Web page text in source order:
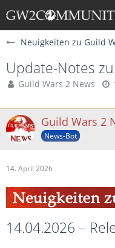
Neuigkeiten zu Guild
Update-Notes
Guild Wars 2 News
Guild Wars 2
News-Bot
14. April 2026
14.04.2026 –